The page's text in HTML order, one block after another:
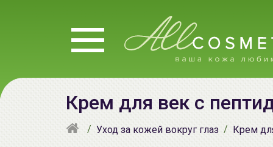
Крем для век с
Уход за кожей вокруг глаз Крем